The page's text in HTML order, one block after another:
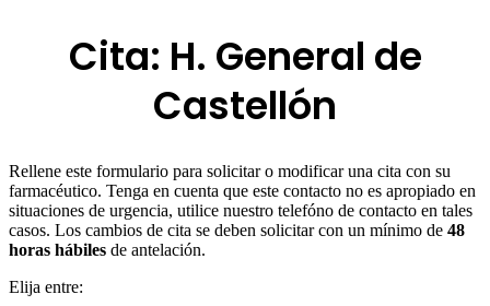
Cita: H. General de
Castellón
Rellene este formulario para solicitar o modificar una cita con su
farmacéutico. Tenga en cuenta que este contacto no es apropiado en
situaciones de urgencia, utilice nuestro telefóno de contacto en tales
casos. Los cambios de cita se deben solicitar con un mínimo de 48
horas hábiles de antelación.
Elija entre: